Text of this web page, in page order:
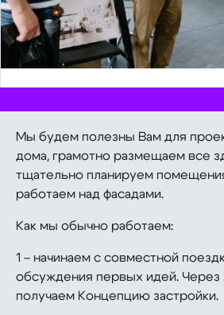
Мы будем полезны Вам для
дома, грамотно размещаем все
тщательно планируем
работаем над фасадами.
Как мы обычно работаем:
1 – начинаем с совместной
обсуждения первых идей. Через
получаем Концепцию застройки.